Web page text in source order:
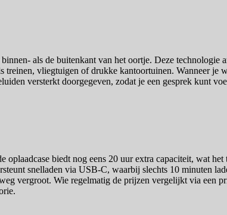
als de buitenkant van het oortje. Deze technologie
vliegtuigen of drukke kantoortuinen. Wanneer je
versterkt doorgegeven, zodat je een gesprek kunt
biedt nog eens 20 uur extra capaciteit, wat
snelladen via USB-C, waarbij slechts 10 minuten
vergroot. Wie regelmatig de prijzen vergelijkt via een